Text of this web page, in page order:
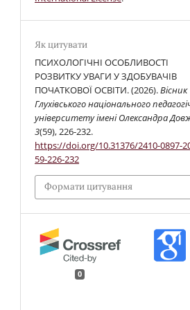
Як цитувати
ПСИХОЛОГІЧНІ ОСОБЛИВОСТІ
РОЗВИТКУ УВАГИ У ЗДОБУВАЧІВ
ПОЧАТКОВОЇ ОСВІТИ. (2026).Вісник
Глухівського національного
університету імені Олександра
3(59), 226-232.
https://doi.org/10.31376/2410-0897-
59-226-232
Формати цитування
0